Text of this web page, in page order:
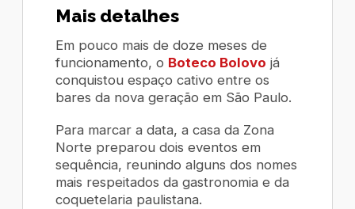
Mais detalhes
Em pouco mais de doze meses de
funcionamento, o Boteco Bolovo já
conquistou espaço cativo entre os
bares da nova geração em São Paulo.
Para marcar a data, a casa da Zona
Norte preparou dois eventos em
sequência, reunindo alguns dos nomes
mais respeitados da gastronomia e da
coquetelaria paulistana.